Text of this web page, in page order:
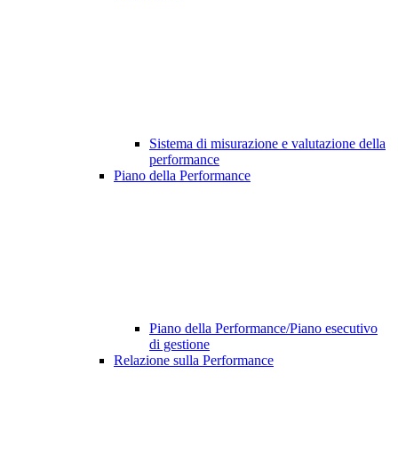
Sistema di misurazione e valutazione della
performance
Piano della Performance
Piano della Performance/Piano esecutivo
di gestione
Relazione sulla Performance